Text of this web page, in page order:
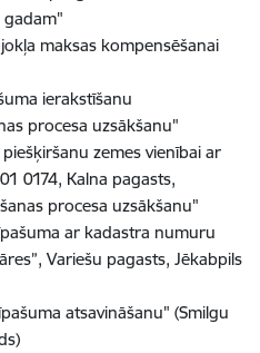
maksas kompensēšanai
ierakstīšanu
procesa uzsākšanu"
zemes vienībai ar
0174, Kalna pagasts,
procesa uzsākšanu"
ar kadastra numuru
Variešu pagasts, Jēkabpils
atsavināšanu" (Smilgu